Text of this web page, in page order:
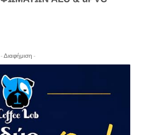
- Διαφήμιση -